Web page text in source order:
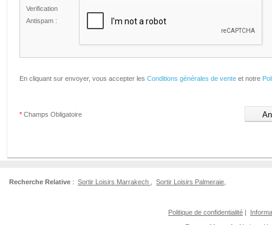
Verification
Antispam :
En cliquant sur envoyer, vous accepter les Conditions générales de vente et notre
* Champs Obligatoire
Recherche Relative : Sortir Loisirs Marrakech Sortir Loisirs Palmeraie
Politique de confidentialité |